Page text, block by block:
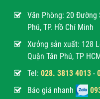
Văn Phòng: 20 Đường
Phú, TP. Hồ Chí Minh
Xưởng sản xuất: 128
Quận Tân Phú, TP
Tel: 028. 3813 4013 -
Báo giá nhanh